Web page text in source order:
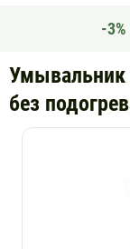
-
Умывальник
без